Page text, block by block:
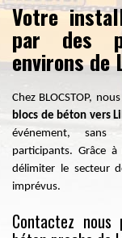
Votre
par des
environs de
Chez BLOCSTOP,
blocs de béton vers
événement,
participants. Grâce
délimiter le secteur
imprévus.
Contactez